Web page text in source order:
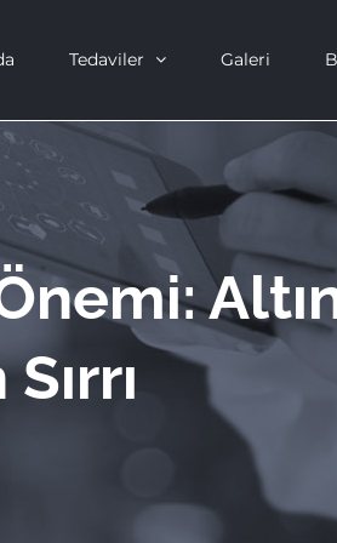
Tedaviler Galeri